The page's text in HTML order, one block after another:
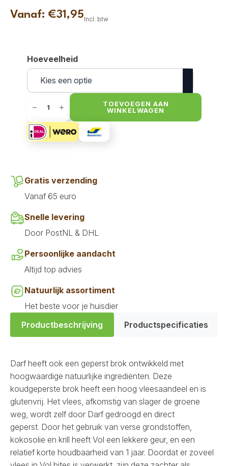
Vanaf: €31,95Incl. btw
Hoeveelheid
Bites
Vol
voeding
Lam
TOEVOEGEN AAN
WINKELWAGEN
Gratis verzending
Vanaf 65 euro
Snelle levering
Door PostNL & DHL
Persoonlijke aandacht
Altijd top advies
Natuurlijk assortiment
Het beste voor je huisdier
Productbeschrijving
Productspecificaties
Darf heeft ook een geperst brok ontwikkeld met
hoogwaardige natuurlijke ingrediënten. Deze
koudgeperste brok heeft een hoog vleesaandeel en is
glutenvrij. Het vlees, afkomstig van slager de groene
weg, wordt zelf door Darf gedroogd en direct
geperst. Door het gebruik van verse grondstoffen,
kokosolie en krill heeft Vol een lekkere geur, en een
relatief korte houdbaarheid van 1 jaar. Doordat er zoveel